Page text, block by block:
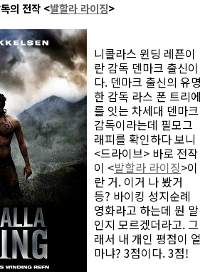
의 전작 <발할라 라이징>
니콜라스 윈딩 레픈이
란 감독 덴마크 출신이
다. 덴마크 출신의 유명
한 감독 라스 폰 트리에
를 잇는 차세대 덴마크
감독이라는데 필모그
래피를 확인하다 보니
<드라이브> 바로 전작
이 <발할라 라이징>이
란 거. 이거 나 봤거
등? 바이킹 성지순례
영화라고 하는데 뭔 말
인지 모르겠더라고. 그
래서 내 개인 평점이 얼
마냐? 3점이다. 3점!